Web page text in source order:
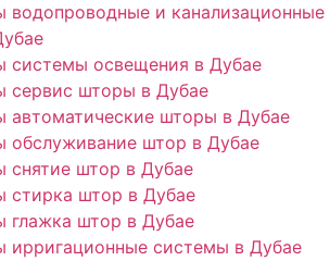
водопроводные и канализационные
системы освещения в Дубае
сервис шторы в Дубае
автоматические шторы в Дубае
обслуживание штор в Дубае
снятие штор в Дубае
стирка штор в Дубае
глажка штор в Дубае
ирригационные системы в Дубае